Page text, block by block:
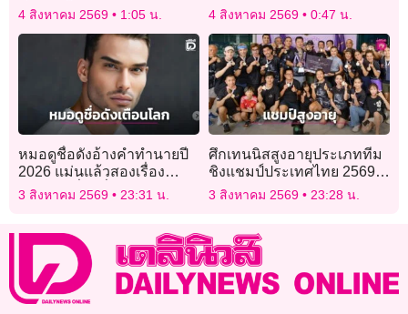
4 สิงหาคม 2569 1:05 น. 4 สิงหาคม 2569 0:47 น.
หมอดูชื่อดังอ้างคำทำนายปี
2026 แม่นแล้วสองเรื่อง
เตือนภัยเรื่องที่สามกำลังก่อ
3 สิงหาคม 2569 23:31 น.
ศึกเทนนิสสูงอายุประเภททีม
ชิงแชมป์ประเทศไทย 2569″
ทำสถิตินักกีฬาร่วมชิงชัย
3 สิงหาคม 2569 23:28 น.